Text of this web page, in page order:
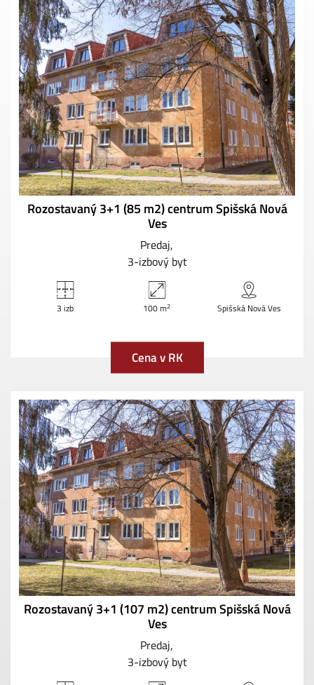
Rozostavaný 3+1 (85 m2) centrum Spišská Nová
Ves
Predaj
3-izbový byt
3 izb 100 m2 Spišská Nová Ves
Cena v RK
Rozostavaný 3+1 (107 m2) centrum Spišská Nová
Ves
Predaj
3-izbový byt